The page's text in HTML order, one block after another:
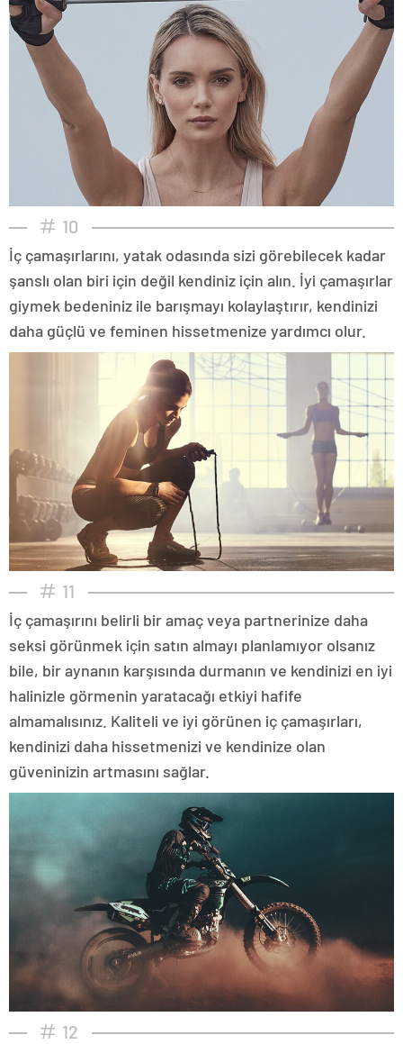
10
İç çamaşırlarını, yatak odasında sizi görebilecek kadar
şanslı olan biri için değil kendiniz için alın. İyi çamaşırlar
giymek bedeniniz ile barışmayı kolaylaştırır, kendinizi
daha güçlü ve feminen hissetmenize yardımcı olur.
11
İç çamaşırını belirli bir amaç veya partnerinize daha
seksi görünmek için satın almayı planlamıyor olsanız
bile, bir aynanın karşısında durmanın ve kendinizi en iyi
halinizle görmenin yaratacağı etkiyi hafife
almamalısınız. Kaliteli ve iyi görünen iç çamaşırları,
kendinizi daha hissetmenizi ve kendinize olan
güveninizin artmasını sağlar.
12